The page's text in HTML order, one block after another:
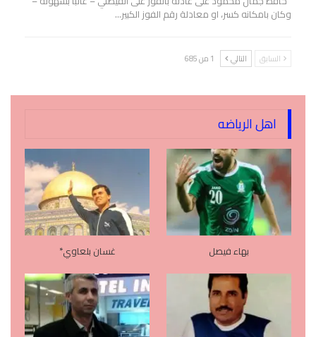
وكان بامكانه كسر، او معادلة رقم الفوز الكبير…
السابق التالي 1 من 685
اهل الرياضه
بهاء فيصل غسان بلعاوي*